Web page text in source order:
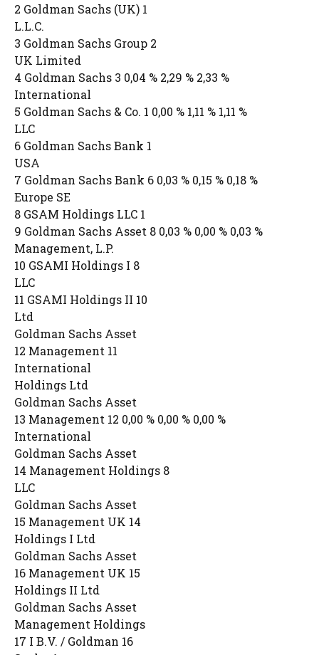
2 Goldman Sachs (UK) 1
L.L.C.
3 Goldman Sachs Group 2
UK Limited
4 Goldman Sachs 3 0,04 % 2,29 % 2,33 %
International
5 Goldman Sachs & Co. 1 0,00 % 1,11 % 1,11 %
LLC
6 Goldman Sachs Bank 1
USA
7 Goldman Sachs Bank 6 0,03 % 0,15 % 0,18 %
Europe SE
8 GSAM Holdings LLC 1
9 Goldman Sachs Asset 8 0,03 % 0,00 % 0,03 %
Management, L.P.
10 GSAMI Holdings I 8
LLC
11 GSAMI Holdings II 10
Ltd
Goldman Sachs Asset
12 Management 11
International
Holdings Ltd
Goldman Sachs Asset
13 Management 12 0,00 % 0,00 % 0,00 %
International
Goldman Sachs Asset
14 Management Holdings 8
LLC
Goldman Sachs Asset
15 Management UK 14
Holdings I Ltd
Goldman Sachs Asset
16 Management UK 15
Holdings II Ltd
Goldman Sachs Asset
Management Holdings
17 I B.V. / Goldman 16